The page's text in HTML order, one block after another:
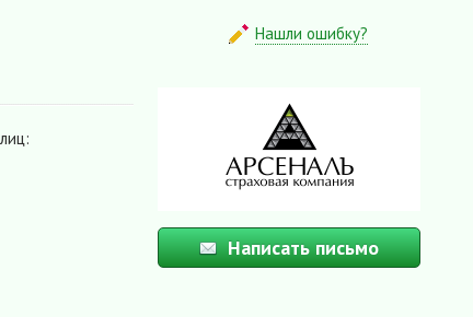
Нашли ошибку?
Написать письмо